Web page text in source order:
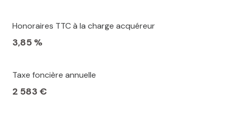
Honoraires TTC à la charge acquéreur
3,85 %
Taxe foncière annuelle
2 583 €